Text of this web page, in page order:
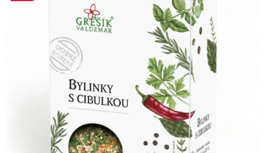
POCHUTINY
ZDRAVÉ PEČENÍ
DÁRKOVÉ POUKAZY
TÉMATICKÉ PRODUKTY